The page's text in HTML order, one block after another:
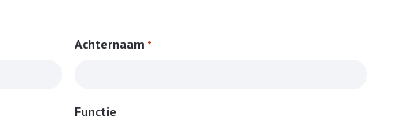
Achternaam *
Functie